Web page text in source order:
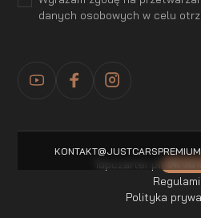
danych osobowych w celu
Polityka
Topczarter.pl